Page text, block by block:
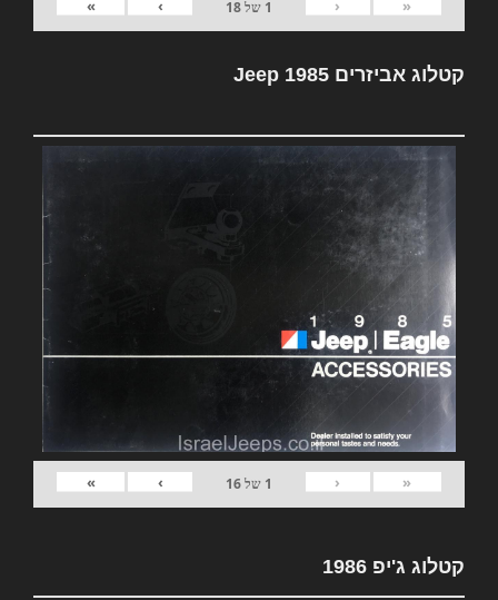
«
‹
1 של18
›
»
קטלוג אביזרים Jeep 1985
«
‹
1 של16
›
»
קטלוג ג'יפ 1986